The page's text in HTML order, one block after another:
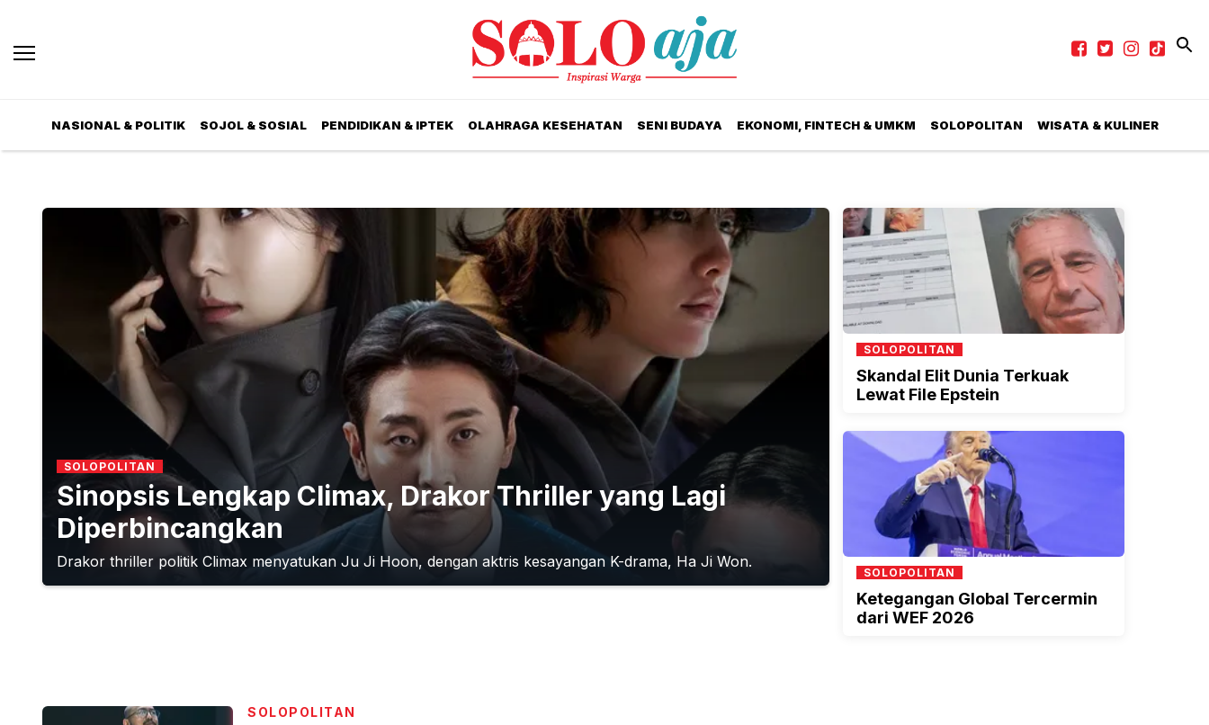
NASIONAL & POLITIK SOJOL & SOSIAL PENDIDIKAN & IPTEK OLAHRAGA KESEHATAN SENI BUDAYA EKONOMI, FINTECH & UMKM SOLOPOLITAN WISATA & KULINER
SOLOPOLITAN
Sinopsis Lengkap Climax, Drakor Thriller yang Lagi
Diperbincangkan
Drakor thriller politik Climax menyatukan Ju Ji Hoon, dengan aktris kesayangan K-drama, Ha Ji Won.
SOLOPOLITAN
Skandal Elit Dunia Terkuak
Lewat File Epstein
SOLOPOLITAN
Ketegangan Global Tercermin
dari WEF 2026
SOLOPOLITAN